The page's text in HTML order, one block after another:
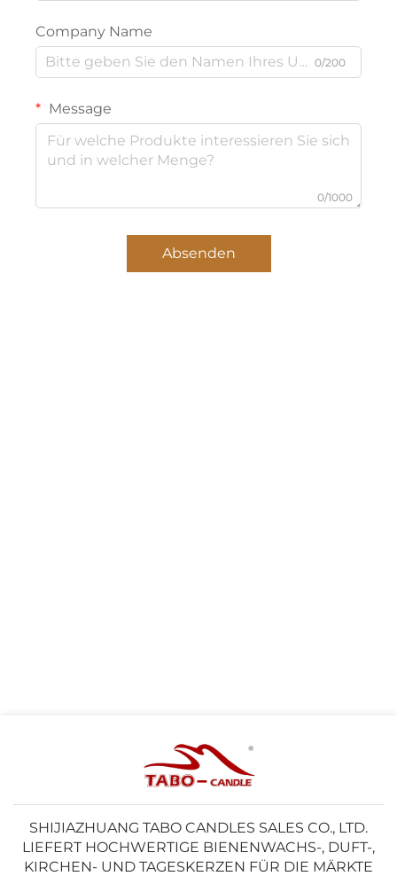
Company Name
0/200
Message
0/1000
Absenden
SHIJIAZHUANG TABO CANDLES SALES CO., LTD.
LIEFERT HOCHWERTIGE BIENENWACHS-, DUFT-,
KIRCHEN- UND TAGESKERZEN FÜR DIE MÄRKTE